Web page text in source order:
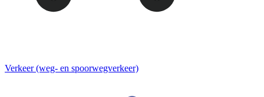
Verkeer (weg- en spoorwegverkeer)